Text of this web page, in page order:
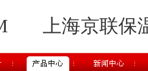
上海京联